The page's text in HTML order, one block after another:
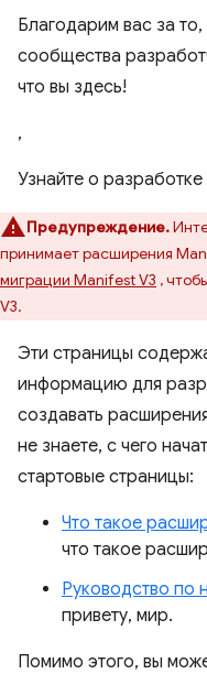
Благодарим вас за
сообщества
что вы здесь!
,
Узнайте о
Предупреждение.
принимает расширения
миграции Manifest V3 ,
V3.
Эти страницы
информацию для
создавать
не знаете, с чего
стартовые страницы:
Что такое
что такое
Руководство по
привету, мир.
Помимо этого, вы